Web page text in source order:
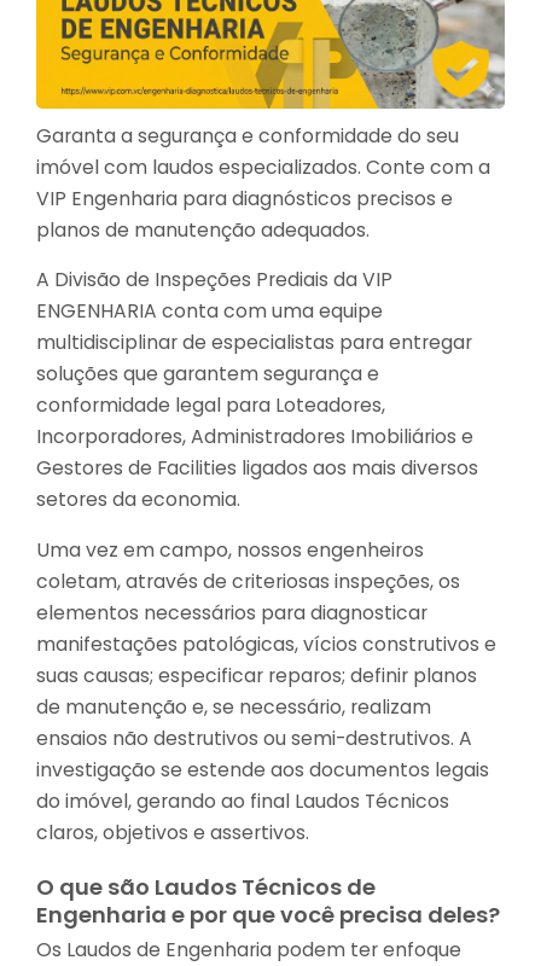
Garanta a segurança e conformidade do seu
imóvel com laudos especializados. Conte com a
VIP Engenharia para diagnósticos precisos e
planos de manutenção adequados.
A Divisão de Inspeções Prediais da VIP
ENGENHARIA conta com uma equipe
multidisciplinar de especialistas para entregar
soluções que garantem segurança e
conformidade legal para Loteadores,
Incorporadores, Administradores Imobiliários e
Gestores de Facilities ligados aos mais diversos
setores da economia.
Uma vez em campo, nossos engenheiros
coletam, através de criteriosas inspeções, os
elementos necessários para diagnosticar
manifestações patológicas, vícios construtivos e
suas causas; especificar reparos; definir planos
de manutenção e, se necessário, realizam
ensaios não destrutivos ou semi-destrutivos. A
investigação se estende aos documentos legais
do imóvel, gerando ao final Laudos Técnicos
claros, objetivos e assertivos.
O que são Laudos Técnicos de
Engenharia e por que você precisa deles?
Os Laudos de Engenharia podem ter enfoque